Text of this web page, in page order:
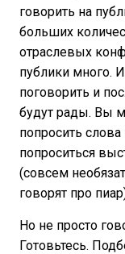
говорить на
больших
отраслевых
публики много.
поговорить и
будут рады. Вы
попросить
попроситься
(совсем
говорят про
Но не просто
Готовьтесь.